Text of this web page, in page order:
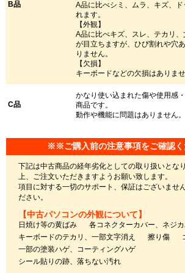
B品
A品に比べシミ、ムラ、キズ、
れます。
【外観】
A品に比べキズ、スレ、テカリ
が目立ちますが、ひび割れや穴
りません。
【欠損】
キーボードなどの欠損はありませ
C品
かなり使い込まれた傷や使用感
商品です。
動作や機能に問題はありません。
※※ご購入前の注意事項をご確認
下記は中古商品の経年劣化としての取り扱いとな
上、ご注文いただきますようお願い致します。
項目に対する一切のサポート、保証はございませ
ださい。
【中古パソコンの外観について】
日焼け等の黄ばみ
各コネクターカバー、ネジ
キーボードのテカリ、一部文字消え
擦り傷
一部の塗装ハゲ、コーティングハゲ
シール貼りの跡、落ちない汚れ